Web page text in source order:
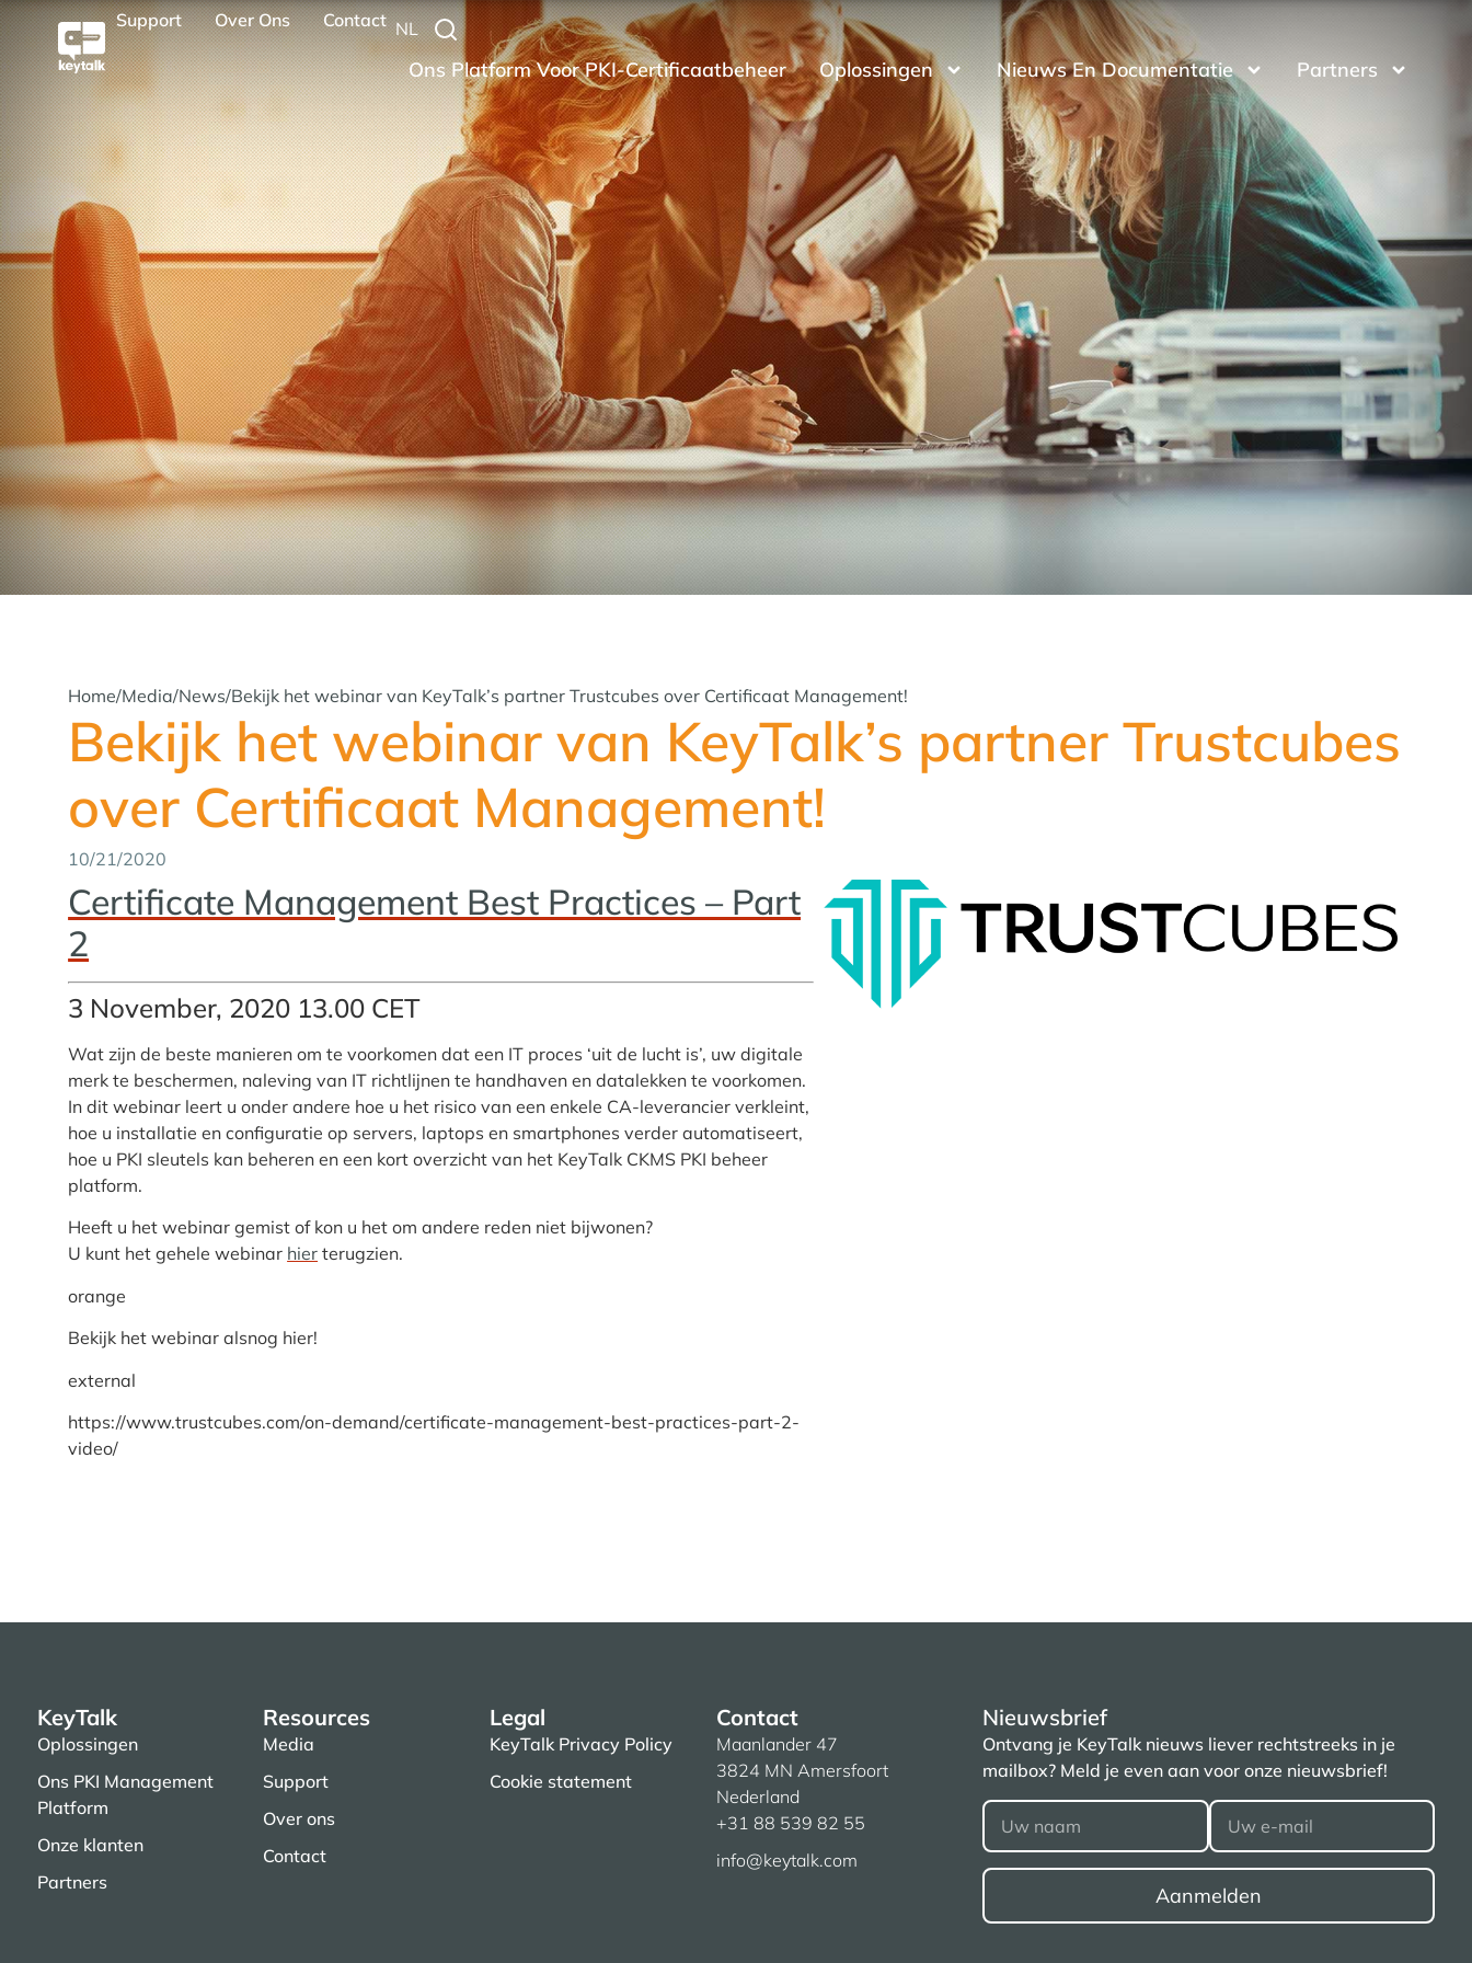
Support Over Ons Contact NL
Ons Platform Voor PKI-Certificaatbeheer Oplossingen Nieuws En Documentatie Partners
Home/Media/News/Bekijk het webinar van KeyTalk’s partner Trustcubes over Certificaat Management!
Bekijk het webinar van KeyTalk’s partner Trustcubes
over Certificaat Management!
10/21/2020
Certificate Management Best Practices – Part
2
3 November, 2020 13.00 CET
Wat zijn de beste manieren om te voorkomen dat een IT proces ‘uit de lucht is’, uw digitale
merk te beschermen, naleving van IT richtlijnen te handhaven en datalekken te voorkomen.
In dit webinar leert u onder andere hoe u het risico van een enkele CA-leverancier verkleint,
hoe u installatie en configuratie op servers, laptops en smartphones verder automatiseert,
hoe u PKI sleutels kan beheren en een kort overzicht van het KeyTalk CKMS PKI beheer
platform.
Heeft u het webinar gemist of kon u het om andere reden niet bijwonen?
U kunt het gehele webinar hier terugzien.
orange
Bekijk het webinar alsnog hier!
external
https://www.trustcubes.com/on-demand/certificate-management-best-practices-part-2-
video/
KeyTalk
Oplossingen
Ons PKI Management
Platform
Onze klanten
Partners
Resources
Media
Support
Over ons
Contact
Legal
KeyTalk Privacy Policy
Cookie statement
Contact
Maanlander 47
3824 MN Amersfoort
Nederland
+31 88 539 82 55
info@keytalk.com
Nieuwsbrief
Ontvang je KeyTalk nieuws liever rechtstreeks in je
mailbox? Meld je even aan voor onze nieuwsbrief!